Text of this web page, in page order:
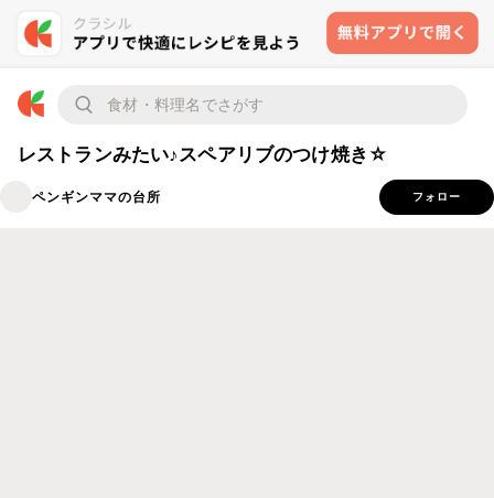
レストランみたい♪スペアリブのつけ焼き☆
ペンギンママの台所 フォロー